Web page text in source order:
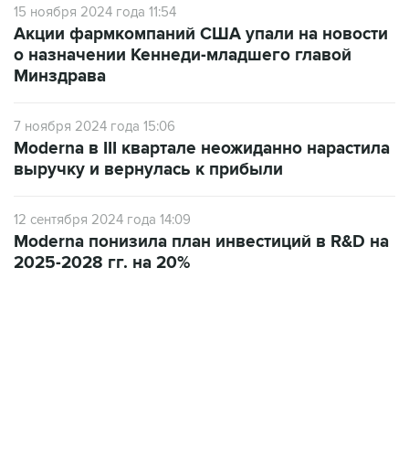
о назначении Кеннеди-младшего главой
Минздрава
7 ноября 2024 года 15:06
выручку и вернулась к прибыли
12 сентября 2024 года 14:09
2025-2028 гг. на 20%